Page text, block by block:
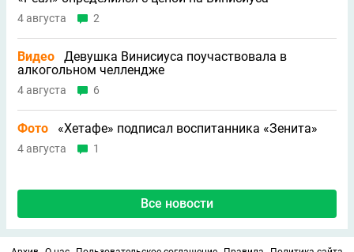
4 августа 2
Видео
Девушка Винисиуса поучаствовала в
алкогольном челлендже
4 августа 6
Фото «Хетафе» подписал воспитанника «Зенита»
4 августа 1
Все новости